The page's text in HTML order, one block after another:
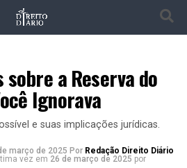
a Reserva do
Ignorava
e suas implicações jurídicas.
março de 2025 Por Redação Direito Diário
vez em 26 de março de 2025 por